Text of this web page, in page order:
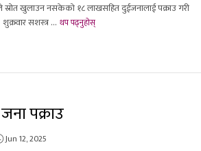
स्रोत खुलाउन नसकेको १८ लाखसहित दुईजनालाई पक्राउ गरी
सशस्त्र ... थप पढ्नुहोस्
पक्राउ
Jun 12, 2025